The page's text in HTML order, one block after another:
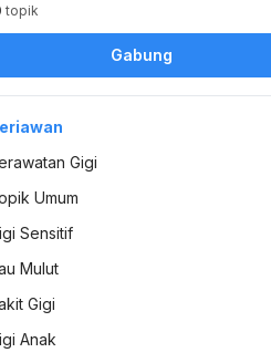
topik
Gabung
Gigi
Umum
Sensitif
Mulut
Gigi
Anak